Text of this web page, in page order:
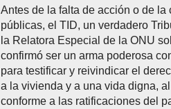
Antes de la falta de acción o de
públicas, el TID, un verdadero
la Relatora Especial de la ONU
confirmó ser un arma poderosa
para testificar y reivindicar el
a la vivienda y a una vida digna,
conforme a las ratificaciones del